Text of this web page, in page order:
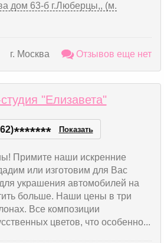
дом 63-б г.Люберцы,, (м.
г. Москва Отзывов еще нет
"Елизавета"
******* Показать
Примите наши искренние
или изготовим для Вас
украшения автомобилей на
больше. Наши цены в три
Все композиции
цветов, что особенно...